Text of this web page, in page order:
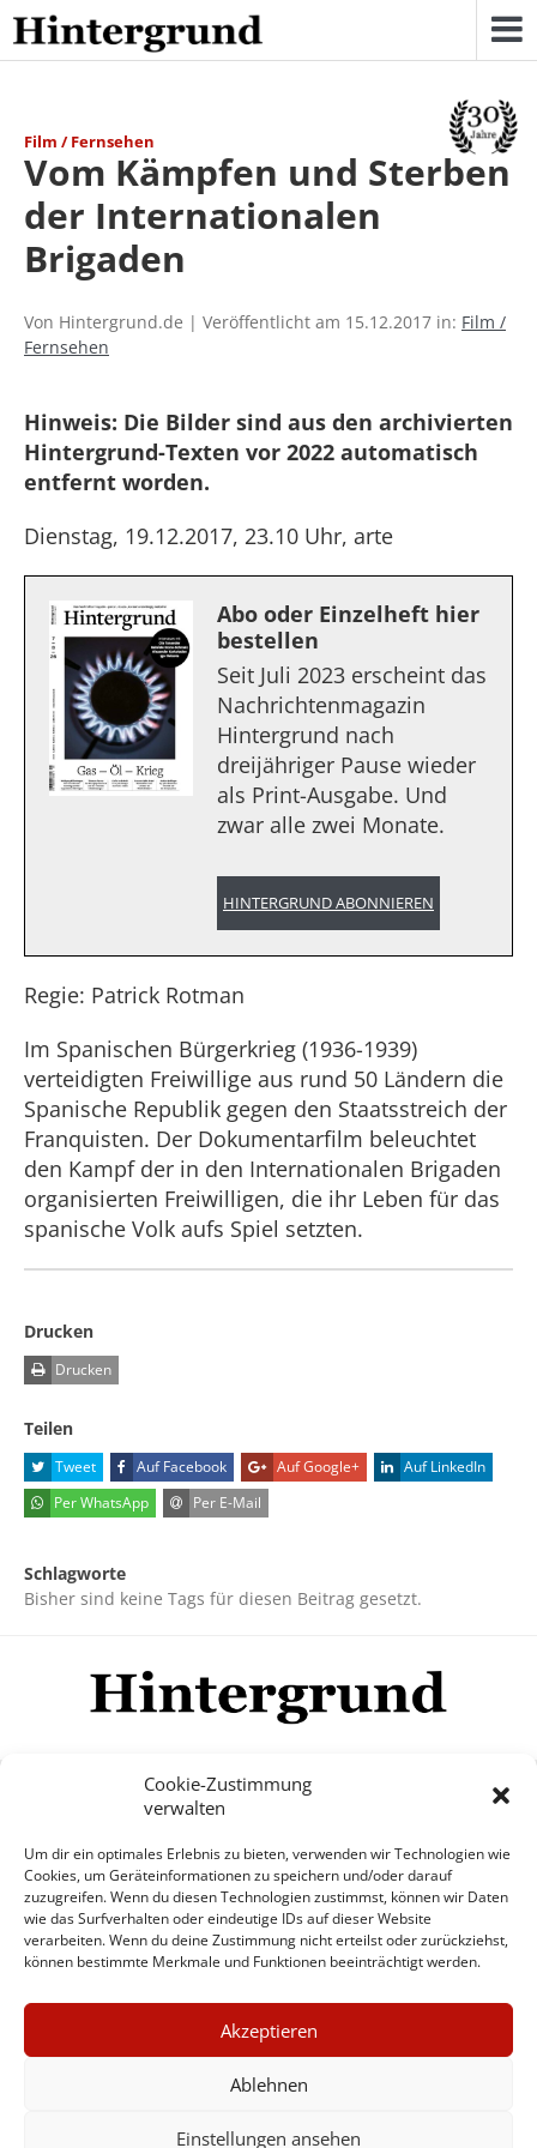
Cookie-Zustimmung
verwalten
Um dir ein optimales Erlebnis zu bieten, verwenden wir Technologien wie
Cookies, um Geräteinformationen zu speichern und/oder darauf
zuzugreifen. Wenn du diesen Technologien zustimmst, können wir Daten
wie das Surfverhalten oder eindeutige IDs auf dieser Website
verarbeiten. Wenn du deine Zustimmung nicht erteilst oder zurückziehst,
können bestimmte Merkmale und Funktionen beeinträchtigt werden.
Akzeptieren
Ablehnen
Einstellungen ansehen
Skip
to
content
Film / Fernsehen
Vom Kämpfen und Sterben
der Internationalen
Brigaden
Von Hintergrund.de | Veröffentlicht am 15.12.2017 in: Film /
Fernsehen
Hinweis: Die Bilder sind aus den archivierten
Hintergrund-Texten vor 2022 automatisch
entfernt worden.
Dienstag, 19.12.2017, 23.10 Uhr, arte
Abo oder Einzelheft hier
bestellen
Seit Juli 2023 erscheint das
Nachrichtenmagazin
Hintergrund nach
dreijähriger Pause wieder
als Print-Ausgabe. Und
zwar alle zwei Monate.
HINTERGRUND ABONNIEREN
Regie: Patrick Rotman
Im Spanischen Bürgerkrieg (1936-1939)
verteidigten Freiwillige aus rund 50 Ländern die
Spanische Republik gegen den Staatsstreich der
Franquisten. Der Dokumentarfilm beleuchtet
den Kampf der in den Internationalen Brigaden
organisierten Freiwilligen, die ihr Leben für das
spanische Volk aufs Spiel setzten.
Drucken
Drucken
Teilen
Tweet Auf Facebook Auf Google+
Auf LinkedIn
Per WhatsApp
Per E-Mail
Schlagworte
Bisher sind keine Tags für diesen Beitrag gesetzt.
Mehr
© Copyright Hintergrund.de, 2015 - 2026
Zum Newsletter jetzt kostenlos
anmelden
erscheint ca. alle 4 Wochen
×